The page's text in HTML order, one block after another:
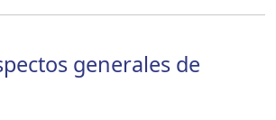
generales de